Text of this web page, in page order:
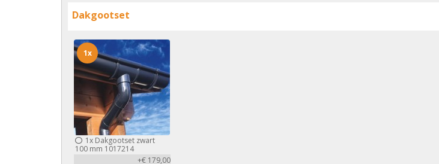
Dakgootset
1x Dakgootset zwart
100 mm 1017214
+€ 179,00
1x